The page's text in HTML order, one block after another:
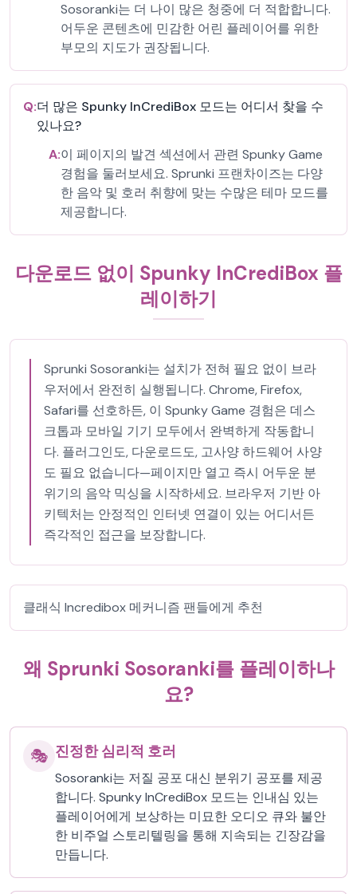
Sosoranki는 더 나이 많은 청중에 더 적합합니다.
어두운 콘텐츠에 민감한 어린 플레이어를 위한
부모의 지도가 권장됩니다.
Q:더 많은 Spunky InCrediBox 모드는 어디서 찾을 수
있나요?
A:이 페이지의 발견 섹션에서 관련 Spunky Game
경험을 둘러보세요. Sprunki 프랜차이즈는 다양
한 음악 및 호러 취향에 맞는 수많은 테마 모드를
제공합니다.
다운로드 없이 Spunky InCrediBox 플
레이하기
Sprunki Sosoranki는 설치가 전혀 필요 없이 브라
우저에서 완전히 실행됩니다. Chrome, Firefox,
Safari를 선호하든, 이 Spunky Game 경험은 데스
크톱과 모바일 기기 모두에서 완벽하게 작동합니
다. 플러그인도, 다운로드도, 고사양 하드웨어 사양
도 필요 없습니다—페이지만 열고 즉시 어두운 분
위기의 음악 믹싱을 시작하세요. 브라우저 기반 아
키텍처는 안정적인 인터넷 연결이 있는 어디서든
즉각적인 접근을 보장합니다.
클래식 Incredibox 메커니즘 팬들에게 추천
왜 Sprunki Sosoranki를 플레이하나
요?
🎭 진정한 심리적 호러
Sosoranki는 저질 공포 대신 분위기 공포를 제공
합니다. Spunky InCrediBox 모드는 인내심 있는
플레이어에게 보상하는 미묘한 오디오 큐와 불안
한 비주얼 스토리텔링을 통해 지속되는 긴장감을
만듭니다.